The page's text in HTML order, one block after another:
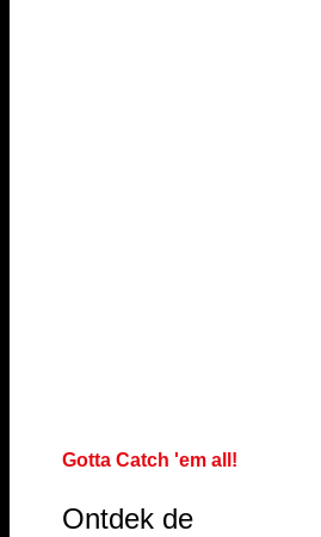
Gotta Catch 'em all!
Ontdek de